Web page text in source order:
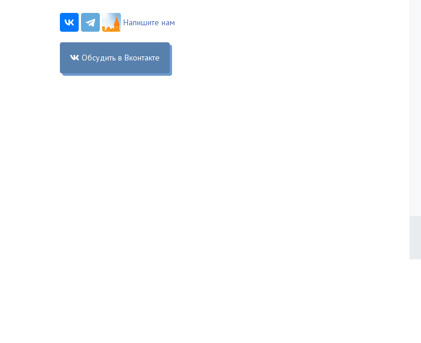
Напишите нам
Обсудить в Вконтакте